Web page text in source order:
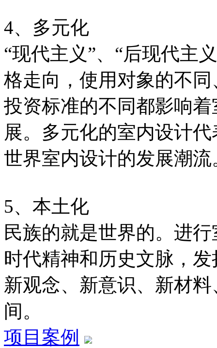
4、多元化
“现代主义”、“后现代主
格走向，使用对象的不
投资标准的不同都影响
展。多元化的室内设计
世界室内设计的发展潮流
5、本土化
民族的就是世界的。进
时代精神和历史文脉，
新观念、新意识、新材
间。
项目案例